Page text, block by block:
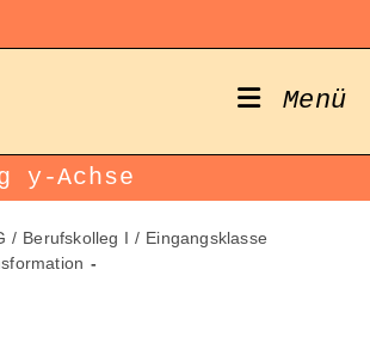
Menü
y-Achse
/ Berufskolleg I / Eingangsklasse